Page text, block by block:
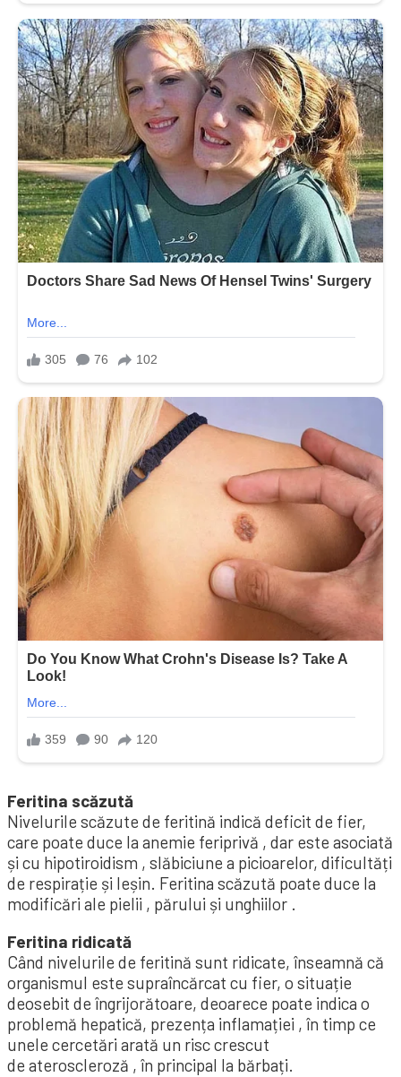
Feritina scăzută
Nivelurile scăzute de feritină indică deficit de fier,
care poate duce la anemie feriprivă , dar este asociată
și cu hipotiroidism , slăbiciune a picioarelor, dificultăți
de respirație și leșin. Feritina scăzută poate duce la
modificări ale pielii , părului și unghiilor .
Feritina ridicată
Când nivelurile de feritină sunt ridicate, înseamnă că
organismul este supraîncărcat cu fier, o situație
deosebit de îngrijorătoare, deoarece poate indica o
problemă hepatică, prezența inflamației , în timp ce
unele cercetări arată un risc crescut
de ateroscleroză , în principal la bărbați.